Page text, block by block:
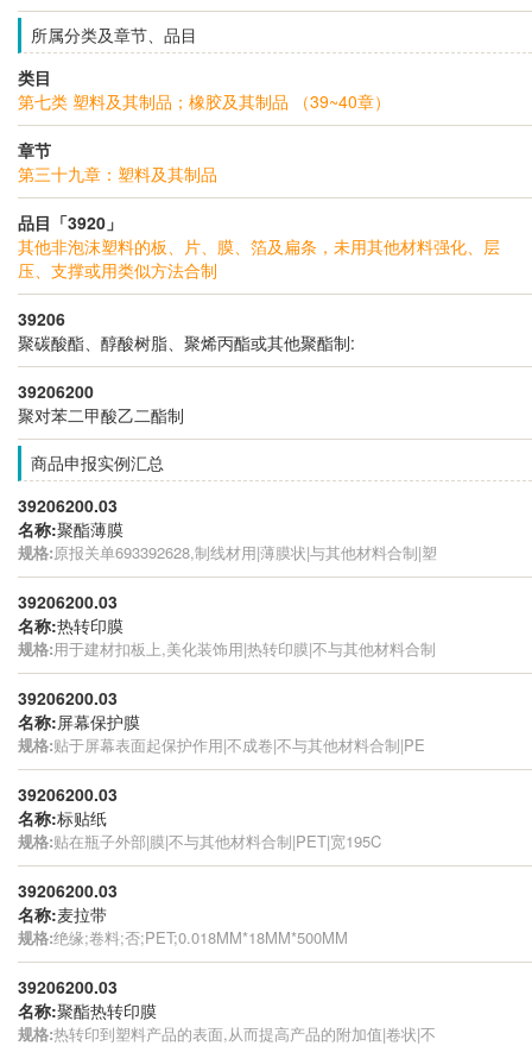
所属分类及章节、品目
类目
第七类 塑料及其制品；橡胶及其制品 （39~40章）
章节
第三十九章：塑料及其制品
品目「3920」
其他非泡沫塑料的板、片、膜、箔及扁条，未用其他材料强化、层
压、支撑或用类似方法合制
39206
聚碳酸酯、醇酸树脂、聚烯丙酯或其他聚酯制:
39206200
聚对苯二甲酸乙二酯制
商品申报实例汇总
39206200.03
名称:聚酯薄膜
规格:原报关单693392628,制线材用|薄膜状|与其他材料合制|塑
39206200.03
名称:热转印膜
规格:用于建材扣板上,美化装饰用|热转印膜|不与其他材料合制
39206200.03
名称:屏幕保护膜
规格:贴于屏幕表面起保护作用|不成卷|不与其他材料合制|PE
39206200.03
名称:标贴纸
规格:贴在瓶子外部|膜|不与其他材料合制|PET|宽195C
39206200.03
名称:麦拉带
规格:绝缘;卷料;否;PET;0.018MM*18MM*500MM
39206200.03
名称:聚酯热转印膜
规格:热转印到塑料产品的表面,从而提高产品的附加值|卷状|不